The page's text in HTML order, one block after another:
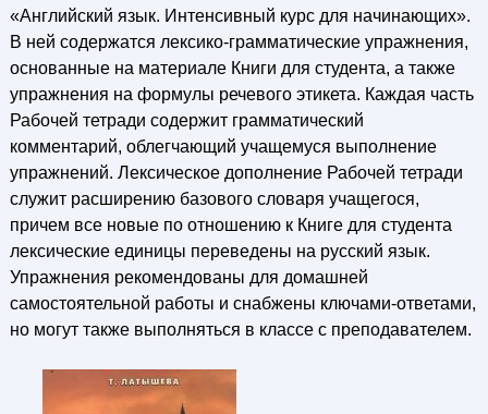
«Английский язык. Интенсивный курс для начинающих».
В ней содержатся лексико-грамматические упражнения,
основанные на материале Книги для студента, а также
упражнения на формулы речевого этикета. Каждая часть
Рабочей тетради содержит грамматический
комментарий, облегчающий учащемуся выполнение
упражнений. Лексическое дополнение Рабочей тетради
служит расширению базового словаря учащегося,
причем все новые по отношению к Книге для студента
лексические единицы переведены на русский язык.
Упражнения рекомендованы для домашней
самостоятельной работы и снабжены ключами-ответами,
но могут также выполняться в классе с преподавателем.